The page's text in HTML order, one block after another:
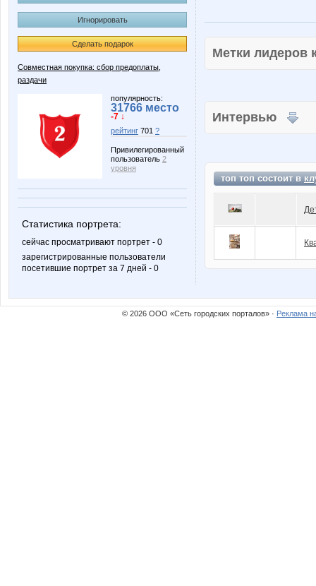
Игнорировать
Сделать подарок
Совместная покупка: сбор предоплаты,
раздачи
популярность:
31766 место
-7 ↓
рейтинг 701 ?
Привилегированный
пользователь 2
уровня
Статистика портрета:
сейчас просматривают портрет - 0
зарегистрированные пользователи
посетившие портрет за 7 дней - 0
Метки
Интервью
топ топ состоит в
© 2026 ООО «Сеть городских порталов» · Реклама